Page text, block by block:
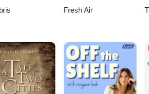
Fresh Air